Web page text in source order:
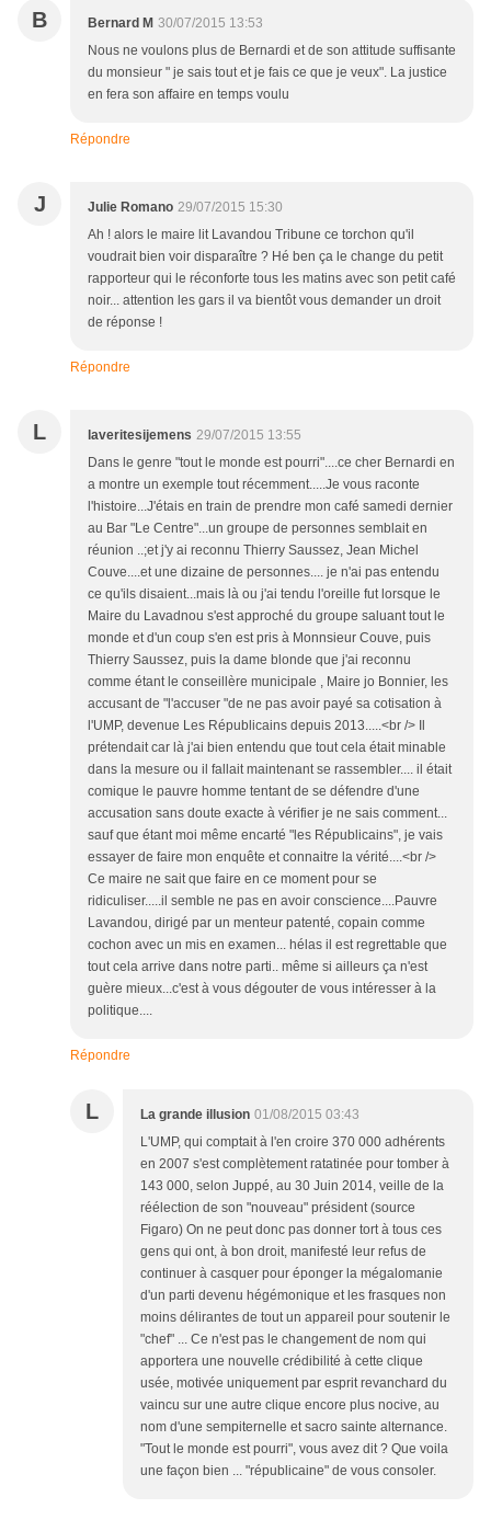
B Bernard M 30/07/2015 13:53
Nous ne voulons plus de Bernardi et de son attitude suffisante
du monsieur " je sais tout et je fais ce que je veux". La justice
en fera son affaire en temps voulu
Répondre
J Julie Romano 29/07/2015 15:30
Ah ! alors le maire lit Lavandou Tribune ce torchon qu'il
voudrait bien voir disparaître ? Hé ben ça le change du petit
rapporteur qui le réconforte tous les matins avec son petit café
noir... attention les gars il va bientôt vous demander un droit
de réponse !
Répondre
L laveritesijemens 29/07/2015 13:55
Dans le genre "tout le monde est pourri"....ce cher Bernardi en
a montre un exemple tout récemment.....Je vous raconte
l'histoire...J'étais en train de prendre mon café samedi dernier
au Bar "Le Centre"...un groupe de personnes semblait en
réunion ..;et j'y ai reconnu Thierry Saussez, Jean Michel
Couve....et une dizaine de personnes.... je n'ai pas entendu
ce qu'ils disaient...mais là ou j'ai tendu l'oreille fut lorsque le
Maire du Lavadnou s'est approché du groupe saluant tout le
monde et d'un coup s'en est pris à Monnsieur Couve, puis
Thierry Saussez, puis la dame blonde que j'ai reconnu
comme étant le conseillère municipale , Maire jo Bonnier, les
accusant de "l'accuser "de ne pas avoir payé sa cotisation à
l'UMP, devenue Les Républicains depuis 2013.....<br /> Il
prétendait car là j'ai bien entendu que tout cela était minable
dans la mesure ou il fallait maintenant se rassembler.... il était
comique le pauvre homme tentant de se défendre d'une
accusation sans doute exacte à vérifier je ne sais comment...
sauf que étant moi même encarté "les Républicains", je vais
essayer de faire mon enquête et connaitre la vérité....<br />
Ce maire ne sait que faire en ce moment pour se
ridiculiser.....il semble ne pas en avoir conscience....Pauvre
Lavandou, dirigé par un menteur patenté, copain comme
cochon avec un mis en examen... hélas il est regrettable que
tout cela arrive dans notre parti.. même si ailleurs ça n'est
guère mieux...c'est à vous dégouter de vous intéresser à la
politique....
Répondre
L La grande illusion 01/08/2015 03:43
L'UMP, qui comptait à l'en croire 370 000 adhérents
en 2007 s'est complètement ratatinée pour tomber à
143 000, selon Juppé, au 30 Juin 2014, veille de la
réélection de son "nouveau" président (source
Figaro) On ne peut donc pas donner tort à tous ces
gens qui ont, à bon droit, manifesté leur refus de
continuer à casquer pour éponger la mégalomanie
d'un parti devenu hégémonique et les frasques non
moins délirantes de tout un appareil pour soutenir le
"chef" ... Ce n'est pas le changement de nom qui
apportera une nouvelle crédibilité à cette clique
usée, motivée uniquement par esprit revanchard du
vaincu sur une autre clique encore plus nocive, au
nom d'une sempiternelle et sacro sainte alternance.
"Tout le monde est pourri", vous avez dit ? Que voila
une façon bien ... "républicaine" de vous consoler.